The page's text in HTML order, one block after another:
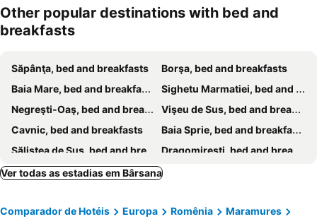
Other popular destinations with bed and
breakfasts
Săpânţa, bed and breakfasts
Borşa, bed and breakfasts
Baia Mare, bed and breakfasts
Sighetu Marmatiei, bed and breakfasts
Negreşti-Oaş, bed and breakfasts
Vişeu de Sus, bed and breakfasts
Cavnic, bed and breakfasts
Baia Sprie, bed and breakfasts
Săliştea de Sus, bed and breakfasts
Dragomireşti, bed and breakfasts
Târgu Lăpuş, bed and breakfasts
Ver todas as estadias em Bârsana
Comparador de Hotéis Europa Romênia
Maramures